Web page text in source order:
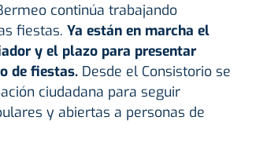
continúa trabajando
fiestas. Ya están en marcha el
y el plazo para presentar
de fiestas.Desde el Consistorio se
ciudadana para seguir
y abiertas a personas de